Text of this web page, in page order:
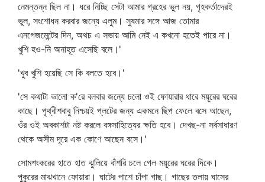
নেমন্তন্ন ছিল না। ধরে নিচ্ছি সেটা আমার গ্রহের ভুল নয়, গৃহকর্তাদেরই
ভুল, সংশোধন করবার জন্যে এলুম। সুষমার সঙ্গে আজ তোমার
এনগেজমেন্টের দিন, অথচ এ সভায় আমি নেই এ কখনো হতেই পারে না।
খুশি হও-নি অনাহূত এসেছি বলে।'
'খুব খুশি হয়েছি সে কি বলতে হবে।'
'সে কথাটা ভালো ক'রে বলবার জন্যে চলো ওই ফোয়ারার ধারে ময়ূরের ঘরের
কাছে। পৃথ্বীশবাবু নিশ্চয়ই প্লটের জন্য একমনে ছিপ ফেলে বসে আছেন,
ওঁর ওই অবকাশটা নষ্ট করলে বঙ্গসাহিত্যের ক্ষতি হবে। দেখছ-না সর্বসাধারণ
থেকে অসীম দূরে এক কোণে আছেন বসে।'
সোমশংকরের হাতে হাত ঝুলিয়ে বাঁশরি চলে গেল ময়ূরের ঘরের দিকে।
পুকুরের মাঝখানে ফোয়ারা। ঘাটের পাশে চাঁপা গাছ। গাছের তলায় ঘাসের